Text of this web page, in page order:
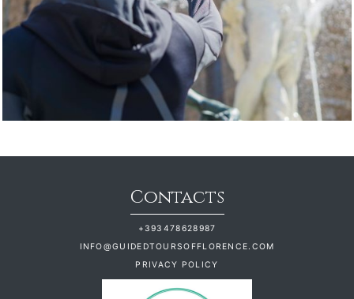
Contacts
+393478628987
INFO@GUIDEDTOURSOFFLORENCE.COM
PRIVACY POLICY